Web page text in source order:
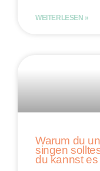
WEITERLESEN »
Warum du
singen
du kannst es